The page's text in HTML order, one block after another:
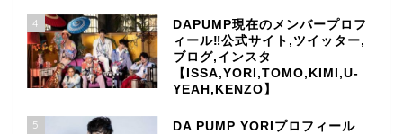
4
DAPUMP現在のメンバープロフ
ィール‼公式サイト,ツイッター,
ブログ,インスタ
【ISSA,YORI,TOMO,KIMI,U-
YEAH,KENZO】
5
DA PUMP YORIプロフィール